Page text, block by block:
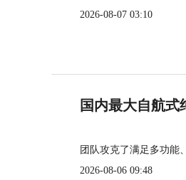
2026-08-07 03:10
国内最大自航式
团队攻克了满足多功能
2026-08-06 09:48